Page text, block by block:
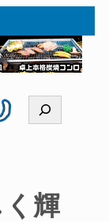
索
く輝